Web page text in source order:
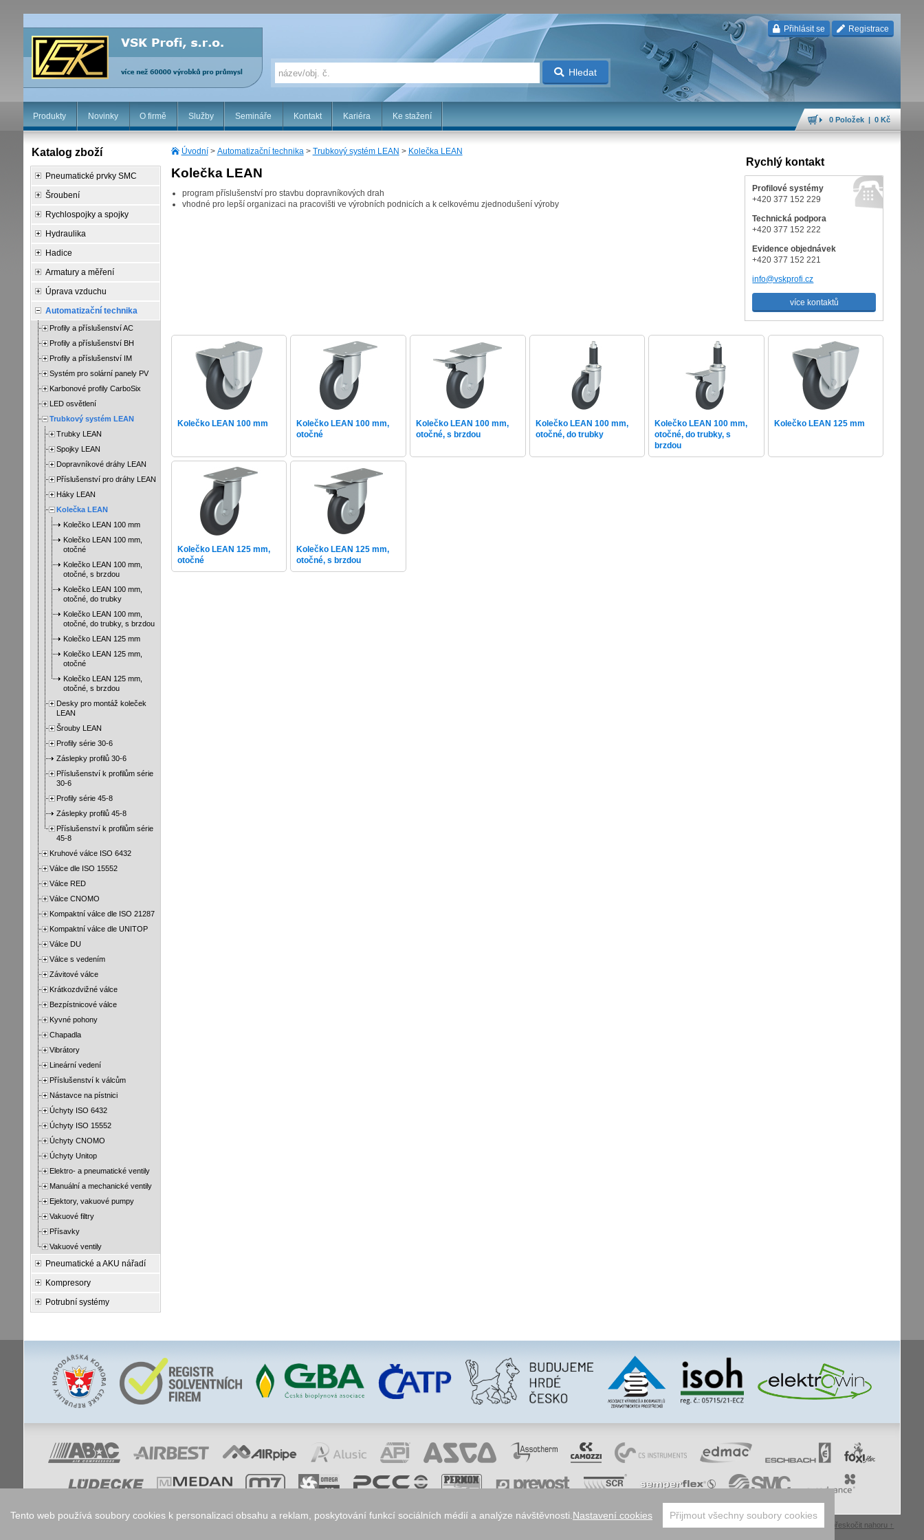
Tento web používá soubory cookies k personalizaci obsahu a reklam, poskytování funkcí sociálních médií a analýze návštěvnosti. Nastavení cookies Přijmout všechny soubory cookies
Přihlásit se Registrace
Hledat
Produkty Novinky O firmě Služby Semináře Kontakt Kariéra Ke stažení 0 Položek | 0 Kč
Úvodní> Automatizační technika> Trubkový systém LEAN > Kolečka LEAN
Rychlý kontakt
Profilové systémy
+420 377 152 229
Technická podpora
+420 377 152 222
Evidence objednávek
+420 377 152 221
info@vskprofi.cz
více kontaktů
Kolečka LEAN
program příslušenství pro stavbu dopravníkových drah
vhodné pro lepší organizaci na pracovišti ve výrobních podnicích a k celkovému zjednodušení výroby
Kolečko LEAN 100 mm
Kolečko LEAN 100 mm,
otočné
Kolečko LEAN 100 mm,
otočné, s brzdou
Kolečko LEAN 100 mm,
otočné, do trubky
Kolečko LEAN 100 mm,
otočné, do trubky, s
brzdou
Kolečko LEAN 125 mm
Kolečko LEAN 125 mm,
otočné
Kolečko LEAN 125 mm,
otočné, s brzdou
Katalog zboží
Pneumatické prvky SMC
Šroubení
Rychlospojky a spojky
Hydraulika
Hadice
Armatury a měření
Úprava vzduchu
Automatizační technika
Profily a příslušenství AC
Profily a příslušenství BH
Profily a příslušenství IM
Systém pro solární panely PV
Karbonové profily CarboSix
LED osvětlení
Trubkový systém LEAN
Trubky LEAN
Spojky LEAN
Dopravníkové dráhy LEAN
Příslušenství pro dráhy LEAN
Háky LEAN
Kolečka LEAN
Kolečko LEAN 100 mm
Kolečko LEAN 100 mm,
otočné
Kolečko LEAN 100 mm,
otočné, s brzdou
Kolečko LEAN 100 mm,
otočné, do trubky
Kolečko LEAN 100 mm,
otočné, do trubky, s brzdou
Kolečko LEAN 125 mm
Kolečko LEAN 125 mm,
otočné
Kolečko LEAN 125 mm,
otočné, s brzdou
Desky pro montáž koleček
LEAN
Šrouby LEAN
Profily série 30-6
Záslepky profilů 30-6
Příslušenství k profilům série
30-6
Profily série 45-8
Záslepky profilů 45-8
Příslušenství k profilům série
45-8
Kruhové válce ISO 6432
Válce dle ISO 15552
Válce RED
Válce CNOMO
Kompaktní válce dle ISO 21287
Kompaktní válce dle UNITOP
Válce DU
Válce s vedením
Závitové válce
Krátkozdvižné válce
Bezpístnicové válce
Kyvné pohony
Chapadla
Vibrátory
Lineární vedení
Příslušenství k válcům
Nástavce na pístnici
Úchyty ISO 6432
Úchyty ISO 15552
Úchyty CNOMO
Úchyty Unitop
Elektro- a pneumatické ventily
Manuální a mechanické ventily
Ejektory, vakuové pumpy
Vakuové filtry
Přísavky
Vakuové ventily
Pneumatické a AKU nářadí
Kompresory
Potrubní systémy
přeskočit nahoru ↑